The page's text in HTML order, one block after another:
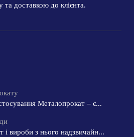
та доставкою до клієнта.
Металопрокат – є...
вироби з нього надзвичайн...